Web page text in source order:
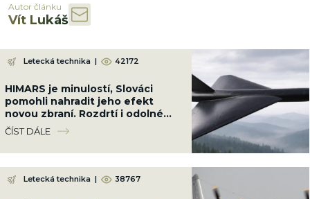
Autor článku
Vít Lukáš
Letecká technika | 42172
HIMARS je minulostí, Slováci
pomohli nahradit jeho efekt
novou zbraní. Rozdrtí i odolné
cíle až na 250 km
ČÍST DÁLE
Letecká technika | 38767